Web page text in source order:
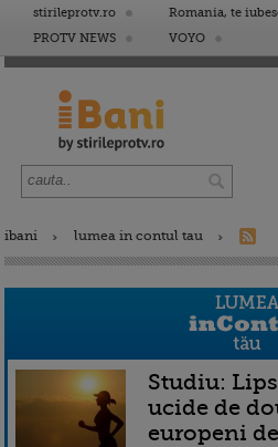
stirileprotv.ro Romania, te
PROTV NEWS
VOYO
ibani lumea in contul tau
Studiu:
ucide de
europeni